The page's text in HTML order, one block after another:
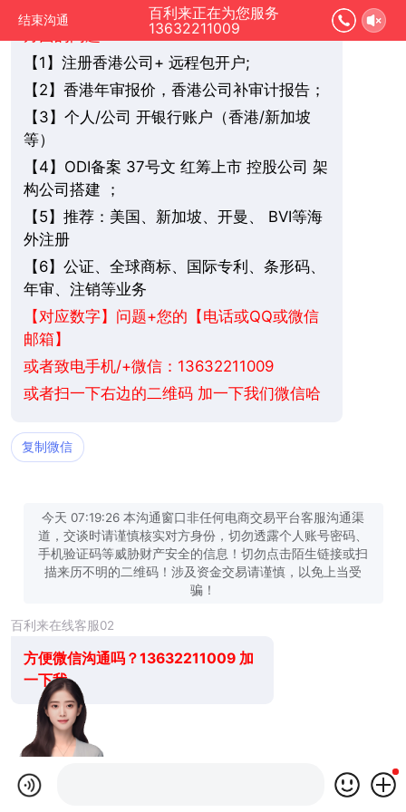
结束沟通
百利来正在为您服务
13632211009
您好，我是在线人工客服，您是想要了解哪
【 1】注册香港公司+ 远程包开户;
【 2】香港年审报价，香港公司补审计报告；
【 3】个人/公司 开银行账户（香港/新加坡
等）
【 4】ODI备案 37号文 红筹上市 控股公司 架
构公司搭建 ；
【 5】推荐：美国、新加坡、 开曼、 BVI等海
外注册
【 6】公证、全球商标、国际专利、条形码、
年审、注销等业务
【对应数字】问题+您的【电话或QQ或微信
邮箱】
或者致电手机/+微信：13632211009
或者扫一下右边的二维码 加一下我们微信哈
复制微信
今天 07:19:26 本沟通窗口非任何电商交易平台客服沟通渠
道，交谈时请谨慎核实对方身份，切勿透露个人账号密码、
手机验证码等威胁财产安全的信息！切勿点击陌生链接或扫
描来历不明的二维码！涉及资金交易请谨慎，以免上当受
骗！
百利来在线客服02
方便微信沟通吗？13632211009 加
一下我